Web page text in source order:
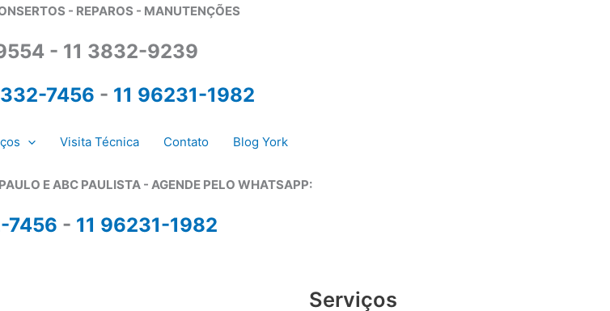
- REPAROS - MANUTENÇÕES
- 11 3832-9239
7456 - 11 96231-1982
Visita Técnica Contato Blog York
E ABC PAULISTA - AGENDE PELO WHATSAPP:
7456 - 11 96231-1982
Serviços